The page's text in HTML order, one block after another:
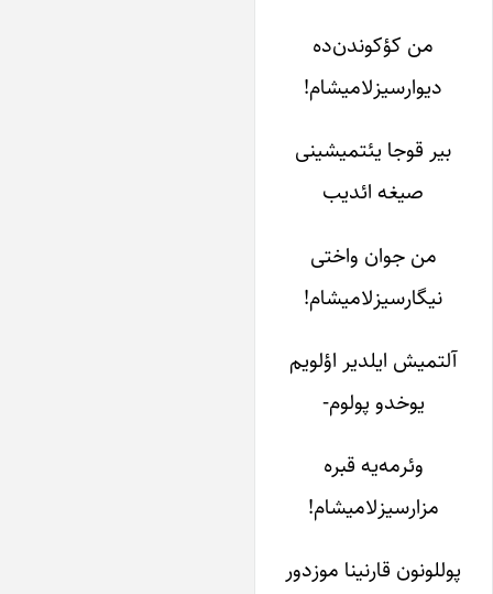
من کؤکوندن‌ده
دیوارسیزلامیشام!
بیر قوجا یئتمیشینی
صیغه ائدیب
من جوان واختی
نیگارسیزلامیشام!
آلتمیش ایل­دیر اؤلویم
یوخدو پولوم-
وئرمه­‌یه قبره
مزارسیزلامیشام!
پوللونون قارنینا موزدور